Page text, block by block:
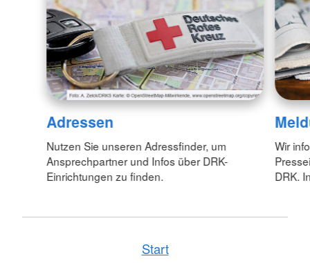
Adressen
Nutzen Sie unseren Adressfinder, um
Ansprechpartner und Infos über DRK-
Einrichtungen zu finden.
Wir
DRK.
Start